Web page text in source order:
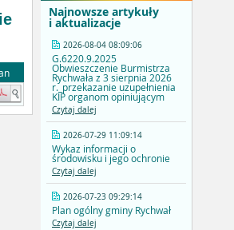
Najnowsze artykuły
i aktualizacje
2026-08-04 08:09:06
G.6220.9.2025
Obwieszczenie Burmistrza
Rychwała z 3 sierpnia 2026
r._przekazanie uzupełnienia
KIP organom opiniującym
Czytaj dalej
2026-07-29 11:09:14
Wykaz informacji o
środowisku i jego ochronie
Czytaj dalej
2026-07-23 09:29:14
Plan ogólny gminy Rychwał
Czytaj dalej